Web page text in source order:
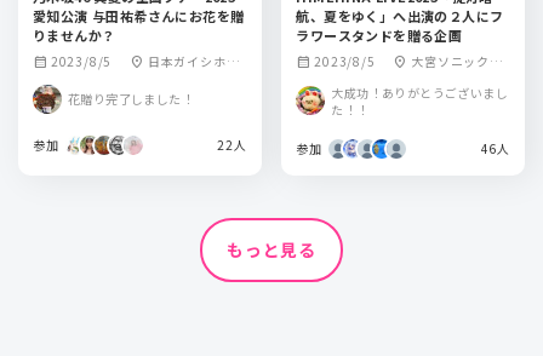
愛知公演 与田祐希さんにお花を贈
りませんか？
calendar_month 2023/8/5 location_on 日本ガイシホー
花贈り完了しました！
参加 22人
航、夏をゆく」へ出演の２人にフ
ラワースタンドを贈る企画
calendar_month 2023/8/5 location_on 大宮ソニックシ
大成功！ありがとうございまし
た！！
参加 46人
もっと見る